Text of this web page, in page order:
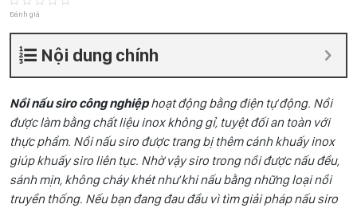
Đánh giá
Nội dung chính
Nồi nấu siro công nghiệphoạt động bằng điện tự động. Nồi
được làm bằng chất liệu inox không gỉ, tuyệt đối an toàn với
thực phẩm. Nồi nấu siro được trang bị thêm cánh khuấy inox
giúp khuấy siro liên tục. Nhờ vậy siro trong nồi được nấu đều,
sánh mịn, không cháy khét như khi nấu bằng những loại nồi
truyền thống. Nếu bạn đang đau đầu vì tìm giải pháp nấu siro